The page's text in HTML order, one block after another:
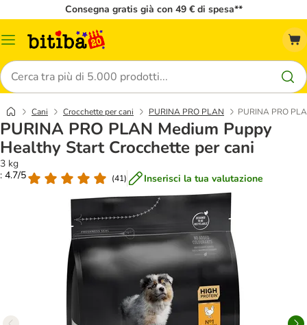
Consegna gratis già con 49 € di spesa**
Overview
Cerca
Cani Crocchette per cani PURINA PRO PLAN PURINA PRO
PURINA PRO PLAN Medium Puppy
Healthy Start Crocchette per cani
3 kg
: 4.7/5
(41) Inserisci la tua valutazione